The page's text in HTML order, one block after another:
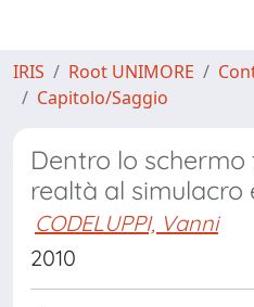
IRIS Root UNIMORE
Capitolo/Saggio
Dentro lo schermo
realtà al simulacro
CODELUPPI, Vanni
2010